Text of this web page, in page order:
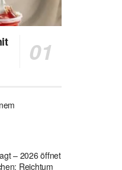
– 2026 öffnet
Reichtum